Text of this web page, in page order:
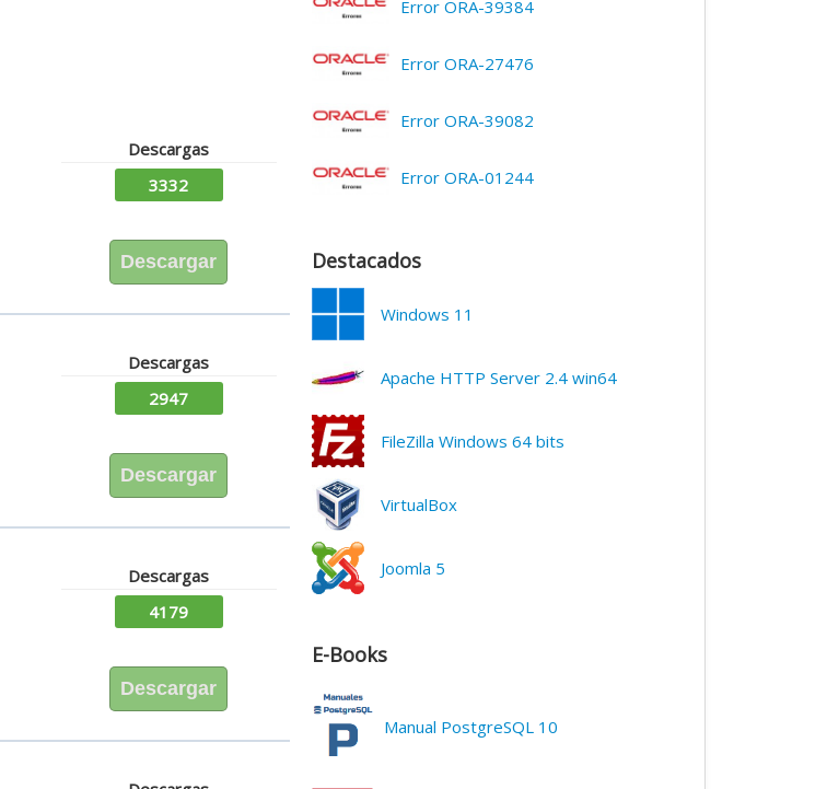
Descargas
3332
Descargar
Descargas
2947
Descargar
Descargas
4179
Descargar
Error ORA-39384
Error ORA-27476
Error ORA-39082
Error ORA-01244
Destacados
Windows 11
Apache HTTP Server 2.4 win64
FileZilla Windows 64 bits
VirtualBox
Joomla 5
E-Books
Manual PostgreSQL 10